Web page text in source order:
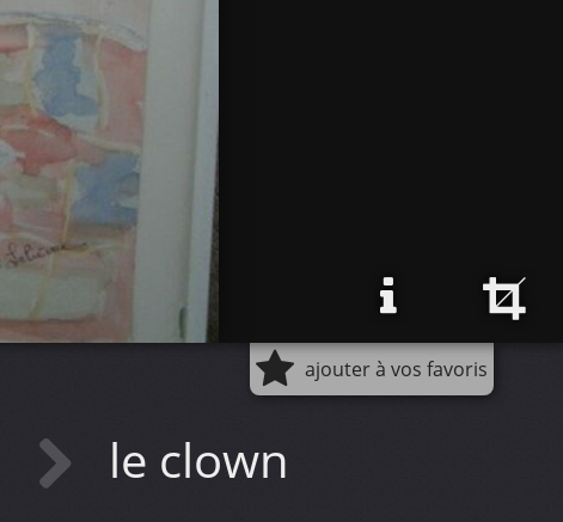
ajouter à vos favoris
le clown